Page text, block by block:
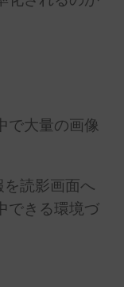
で大量の画像
を読影画面へ
できる環境づ